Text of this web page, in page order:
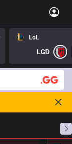
LoL
LGD
프로빌